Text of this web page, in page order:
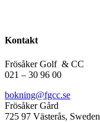
Kontakt
Frösåker Golf & CC
021 – 30 96 00
bokning@fgcc.se
Frösåker Gård
725 97 Västerås, Sweden